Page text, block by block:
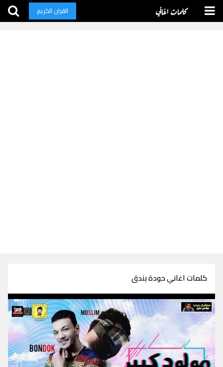
كلمات اغاني القران الكريم
كلمات اغاني حودة بندق